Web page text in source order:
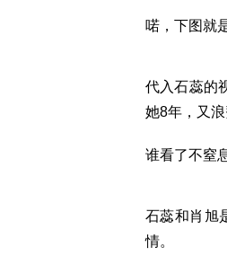
喏，下图就
代入石蕊的
她8年，又
谁看了不窒
石蕊和肖旭
情。